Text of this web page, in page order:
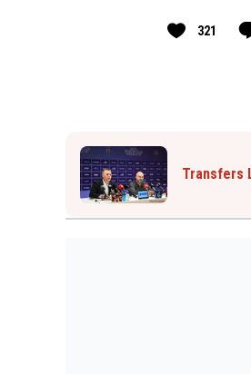
321
Transfers